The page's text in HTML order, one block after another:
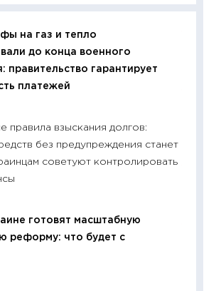
на газ и тепло
до конца военного
правительство гарантирует
платежей
правила взыскания долгов:
без предупреждения станет
советуют контролировать
готовят масштабную
реформу: что будет с